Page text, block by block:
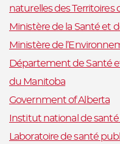
naturelles des Territoires
Ministère de la Santé et
Ministère de
Département de Santé
du Manitoba
Government of Alberta
Institut national de
Laboratoire de santé